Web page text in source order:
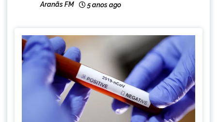
Aranãs FM 5 anos ago